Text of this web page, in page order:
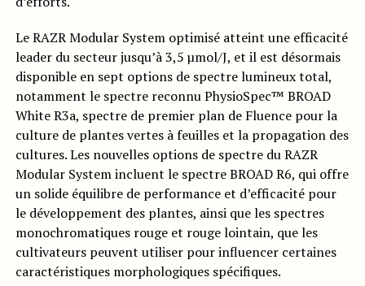
Le RAZR Modular System optimisé atteint une efficacité
leader du secteur jusqu’à 3,5 µmol/J, et il est désormais
disponible en sept options de spectre lumineux total,
notamment le spectre reconnu PhysioSpec™ BROAD
White R3a, spectre de premier plan de Fluence pour la
culture de plantes vertes à feuilles et la propagation des
cultures. Les nouvelles options de spectre du RAZR
Modular System incluent le spectre BROAD R6, qui offre
un solide équilibre de performance et d’efficacité pour
le développement des plantes, ainsi que les spectres
monochromatiques rouge et rouge lointain, que les
cultivateurs peuvent utiliser pour influencer certaines
caractéristiques morphologiques spécifiques.